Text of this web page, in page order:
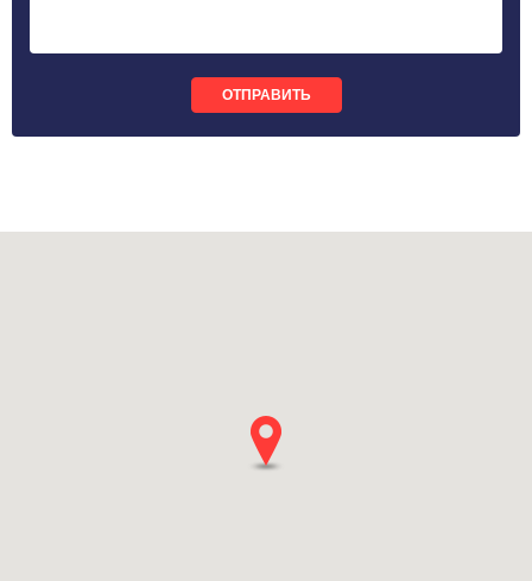
ОТПРАВИТЬ